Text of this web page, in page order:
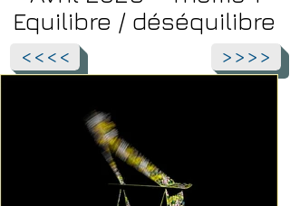
Equilibre / déséquilibre
<<<< >>>>